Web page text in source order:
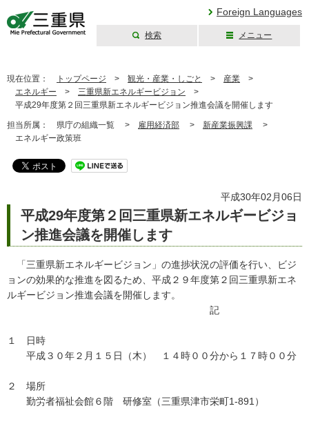
Foreign Languages
検索 メニュー
現在位置： トップページ > 観光・産業・しごと > 産業 >
エネルギー > 三重県新エネルギービジョン >
平成29年度第２回三重県新エネルギービジョン推進会議を開催します
担当所属： 県庁の組織一覧 > 雇用経済部 > 新産業振興課 >
エネルギー政策班
平成30年02月06日
平成29年度第２回三重県新エネルギービジョ
ン推進会議を開催します
「三重県新エネルギービジョン」の進捗状況の評価を行い、ビジ
ョンの効果的な推進を図るため、平成２９年度第２回三重県新エネ
ルギービジョン推進会議を開催します。
記
１ 日時
平成３０年２月１５日（木） １４時００分から１７時００分
２ 場所
勤労者福祉会館６階 研修室（三重県津市栄町1-891）